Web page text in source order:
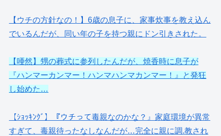
【ウチの方針なの！】6歳の息子に、家事炊事を教え込ん
でいるんだが、同い年の子を持つ親にドン引きされた。
【唖然】甥の葬式に参列したんだが、焼香時に息子が
『ハンマーカンマー！ハンマハンマカンマー！』と発狂
し始めた…
【ｼｮｯｷﾝｸﾞ】『ウチって毒親なのかな？』家庭環境が異常
すぎて、毒親待ったなしなんだが…完全に親に調.教され